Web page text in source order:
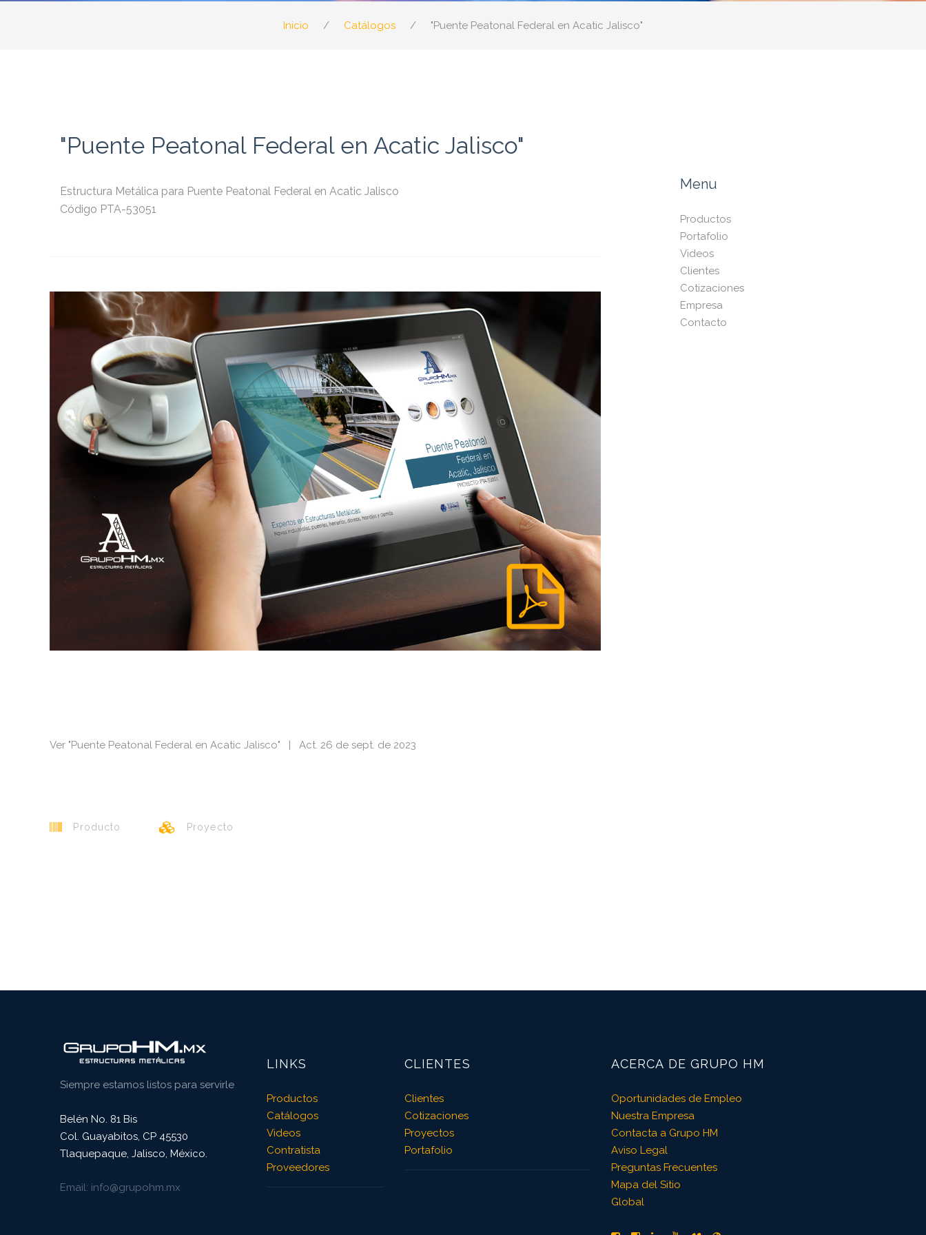
Inicio Catálogos "Puente Peatonal Federal en Acatic Jalisco"
"Puente Peatonal Federal en Acatic Jalisco"
Estructura Metálica para Puente Peatonal Federal en Acatic Jalisco
Código PTA-53051
Ver "Puente Peatonal Federal en Acatic Jalisco" | Act. 26 de sept. de 2023
Producto Proyecto
Menu
Productos
Portafolio
Videos
Clientes
Cotizaciones
Empresa
Contacto
Siempre estamos listos para servirle
Belén No. 81 Bis
Col. Guayabitos, CP 45530
Tlaquepaque, Jalisco, México.
Email info@grupohm.mx
LINKS
Productos
Catálogos
Videos
Contratista
Proveedores
CLIENTES
Clientes
Cotizaciones
Proyectos
Portafolio
ACERCA DE GRUPO HM
Oportunidades de Empleo
Nuestra Empresa
Contacta a Grupo HM
Aviso Legal
Preguntas Frecuentes
Mapa del Sitio
Global